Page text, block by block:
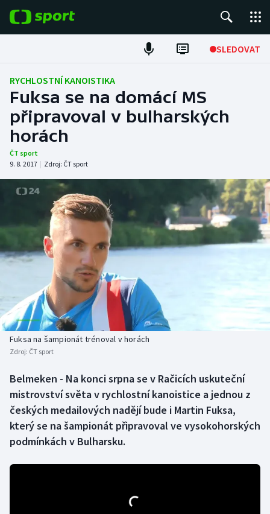
SLEDOVAT
Fotbal
Hokej
Tenis
Atletika
Cyklistika
DALŠÍ SPORTY
Americký fotbal
Baseball a softbal
Basketbal
Biatlon
Box
Curling
NEPŘEHLÉDNĚTE
Soutěže
Historické návraty
Aplikace ČT sport
RYCHLOSTNÍ KANOISTIKA
Fuksa se na domácí MS
připravoval v bulharských
horách
ČT sport
9. 8. 2017 | Zdroj: ČT sport
Fuksa na šampionát trénoval v horách
Zdroj: ČT sport
Belmeken - Na konci srpna se v Račicích uskuteční
mistrovství světa v rychlostní kanoistice a jednou z
českých medailových nadějí bude i Martin Fuksa,
který se na šampionát připravoval ve vysokohorských
podmínkách v Bulharsku.